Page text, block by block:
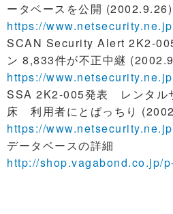
ータベースを公開 (2002.9.26)
https://
SCAN Security Alert 2K2-
ン 8,833件が不正中継
https://
SSA 2K2-005発表 レンタル
床 利用者にとばっちり
https://
データベースの詳細
http://shop.vagabond.co.jp/